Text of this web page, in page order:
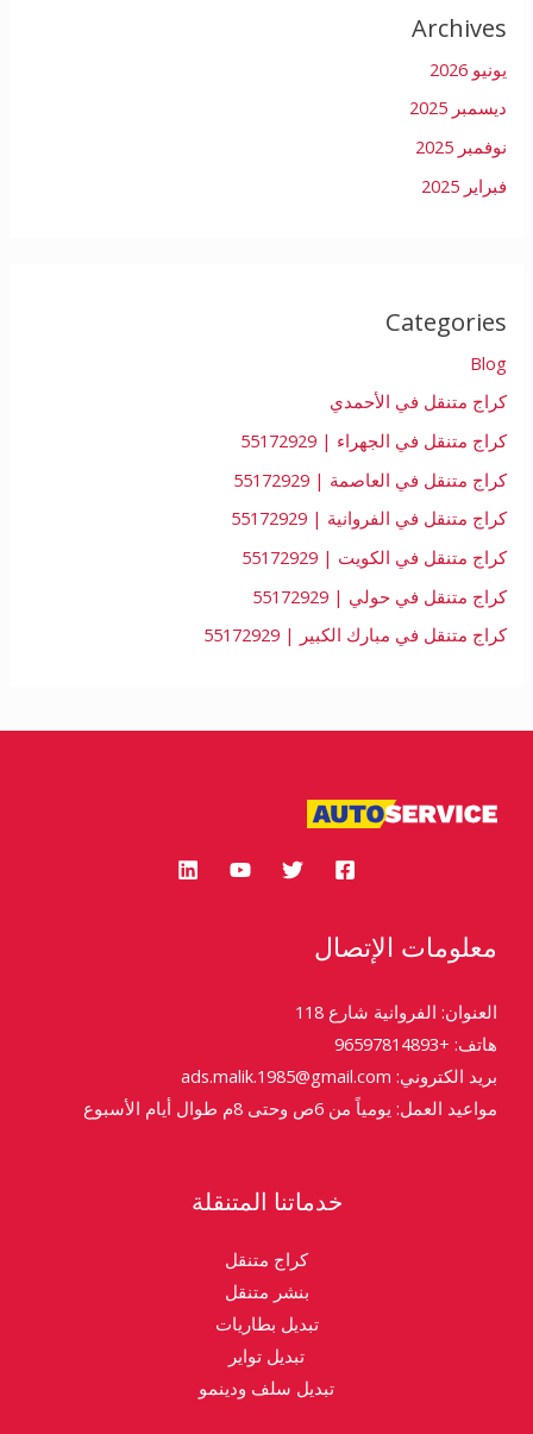
Archives
يونيو 2026
ديسمبر 2025
نوفمبر 2025
فبراير 2025
Categories
Blog
كراج متنقل في الأحمدي
كراج متنقل في الجهراء | 55172929
كراج متنقل في العاصمة | 55172929
كراج متنقل في الفروانية | 55172929
كراج متنقل في الكويت | 55172929
كراج متنقل في حولي | 55172929
كراج متنقل في مبارك الكبير | 55172929
معلومات الإتصال
العنوان: الفروانية شارع 118
هاتف: +96597814893
بريد الكتروني: ads.malik.1985@gmail.com
مواعيد العمل: يومياً من 6ص وحتى 8م طوال أيام الأسبوع
خدماتنا المتنقلة
كراج متنقل
بنشر متنقل
تبديل بطاريات
تبديل تواير
تبديل سلف ودينمو